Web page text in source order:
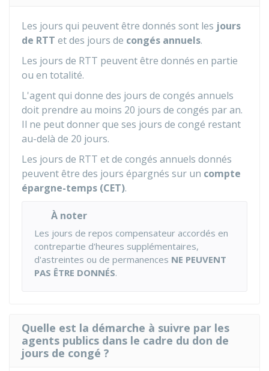
Les jours qui peuvent être donnés sont les jours
de RTT et des jours de congés annuels.
Les jours de RTT peuvent être donnés en partie
ou en totalité.
L'agent qui donne des jours de congés annuels
doit prendre au moins 20 jours de congés par an.
Il ne peut donner que ses jours de congé restant
au-delà de 20 jours.
Les jours de RTT et de congés annuels donnés
peuvent être des jours épargnés sur un compte
épargne-temps (CET).
À noter
Les jours de repos compensateur accordés en
contrepartie d'heures supplémentaires,
d'astreintes ou de permanences NE PEUVENT
PAS ÊTRE DONNÉS.
Quelle est la démarche à suivre par les
agents publics dans le cadre du don de
jours de congé ?